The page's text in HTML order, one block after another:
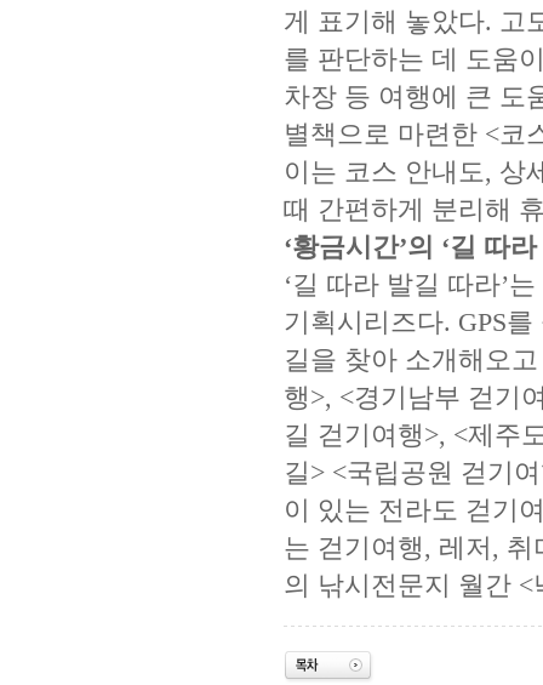
게 표기해 놓았다. 고
를 판단하는 데 도움
차장 등 여행에 큰 도
별책으로 마련한 <코
이는 코스 안내도, 상
때 간편하게 분리해
‘황금시간’의 ‘길 따
‘길 따라 발길 따라’
기획시리즈다. GPS
길을 찾아 소개해오
행>, <경기남부 걷기
길 걷기여행>, <제주
길> <국립공원 걷기
이 있는 전라도 걷기
는 걷기여행, 레저,
의 낚시전문지 월간